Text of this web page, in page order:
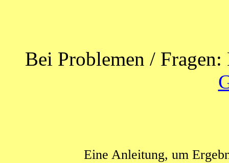
Bei Problemen /
Eine Anleitung, um